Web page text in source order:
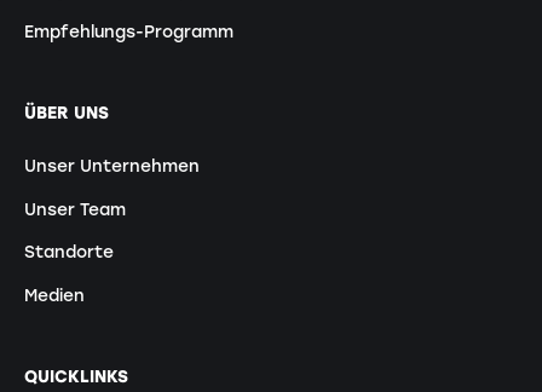
Empfehlungs-Programm
ÜBER UNS
Unser Unternehmen
Unser Team
Standorte
Medien
QUICKLINKS